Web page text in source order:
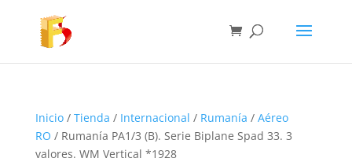
Inicio/ Tienda / Internacional / Rumanía / Aéreo
RO / Rumanía PA1/3 (B). Serie Biplane Spad 33. 3
valores. WM Vertical *1928